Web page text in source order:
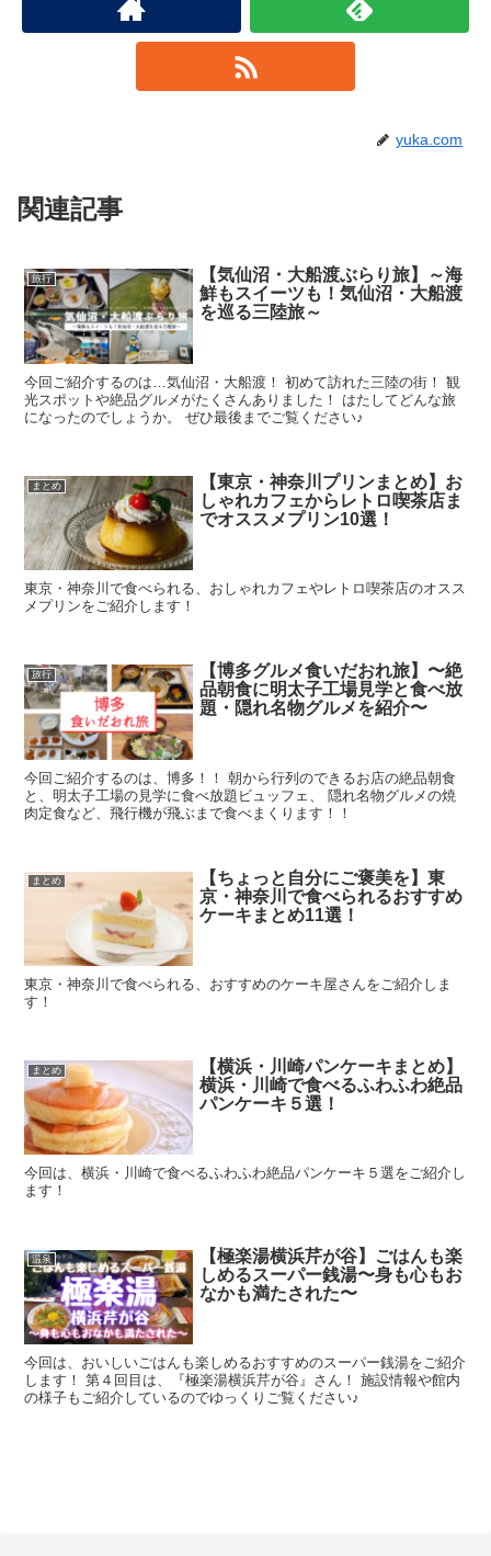
yuka.com
関連記事
旅行
【気仙沼・大船渡ぶらり旅】～海
鮮もスイーツも！気仙沼・大船渡
を巡る三陸旅～
今回ご紹介するのは…気仙沼・大船渡！ 初めて訪れた三陸の街！ 観
光スポットや絶品グルメがたくさんありました！ はたしてどんな旅
になったのでしょうか。 ぜひ最後までご覧ください♪
まとめ
【東京・神奈川プリンまとめ】お
しゃれカフェからレトロ喫茶店ま
でオススメプリン10選！
東京・神奈川で食べられる、おしゃれカフェやレトロ喫茶店のオスス
メプリンをご紹介します！
旅行
【博多グルメ食いだおれ旅】〜絶
品朝食に明太子工場見学と食べ放
題・隠れ名物グルメを紹介〜
今回ご紹介するのは、博多！！ 朝から行列のできるお店の絶品朝食
と、明太子工場の見学に食べ放題ビュッフェ、 隠れ名物グルメの焼
肉定食など、飛行機が飛ぶまで食べまくります！！
まとめ
【ちょっと自分にご褒美を】東
京・神奈川で食べられるおすすめ
ケーキまとめ11選！
東京・神奈川で食べられる、おすすめのケーキ屋さんをご紹介しま
す！
まとめ
【横浜・川崎パンケーキまとめ】
横浜・川崎で食べるふわふわ絶品
パンケーキ５選！
今回は、横浜・川崎で食べるふわふわ絶品パンケーキ５選をご紹介し
ます！
温泉
【極楽湯横浜芹が谷】ごはんも楽
しめるスーパー銭湯〜身も心もお
なかも満たされた〜
今回は、おいしいごはんも楽しめるおすすめのスーパー銭湯をご紹介
します！ 第４回目は、『極楽湯横浜芹が谷』さん！ 施設情報や館内
の様子もご紹介しているのでゆっくりご覧ください♪